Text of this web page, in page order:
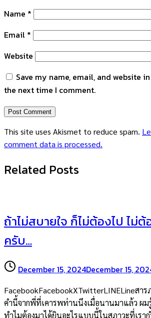
Name *
Email *
Website
Save my name, email, and website
the next time I comment.
This site uses Akismet to reduce spam.
comment data is processed.
Related Posts
ถ้าไม่สบายใจ ก็ไม่ต้องไป ไม่ต้
ครับ…
December 15, 2024December 15,
FacebookFacebookXTwitterLINELineสา
คำนี้จากพี่ที่เคารพท่านนึงเมื่อนานมาแล้ว ผม
ทำไมต้องมาได้ยินอะไรแบบนี้ในสภาวะที่เรา